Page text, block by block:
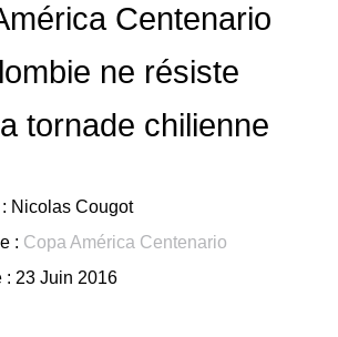
Centenario
ne résiste
tornade chilienne
Nicolas Cougot
: Copa América Centenario
: 23 Juin 2016